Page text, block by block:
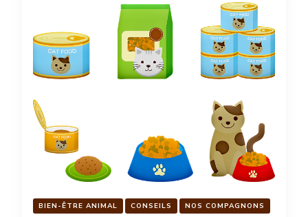
BIEN-ÊTRE ANIMAL CONSEILS NOS COMPAGNONS